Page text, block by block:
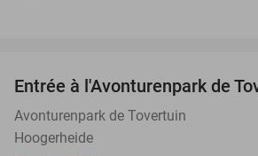
Entrée à l'Avonturenpark de
Avonturenpark de Tovertuin
Hoogerheide